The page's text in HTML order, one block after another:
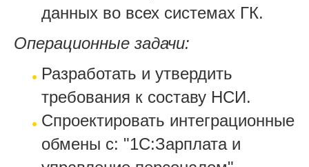
данных во всех системах ГК.
Операционные задачи:
Разработать и утвердить
требования к составу НСИ.
Спроектировать интеграционные
обмены с: "1С:Зарплата и